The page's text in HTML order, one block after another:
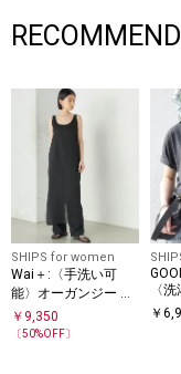
RECOMMEND
SHIPS for women
Wai＋:〈手洗い可
能〉オーガンジー ノ
ースリーブ 2WAY ワ
ンピース
￥ 9,350
〔50%OFF〕
〈
ロゴ
￥